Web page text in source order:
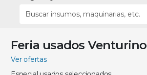
Feria usados Venturino
Ver ofertas